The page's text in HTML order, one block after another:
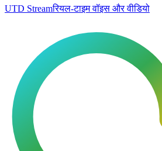
UTD Streamरियल-टाइम वॉइस और वीडियो